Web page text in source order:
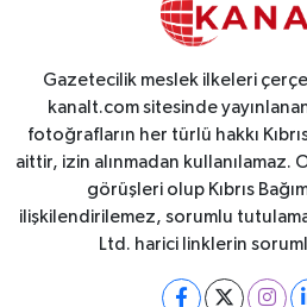
Gazetecilik meslek ilkeleri
kanalt.com sitesinde
fotoğrafların her türlü hakkı
aittir, izin alınmadan kullanılamaz.
görüşleri olup Kıbrıs
ilişkilendirilemez, sorumlu
Ltd. harici linklerin